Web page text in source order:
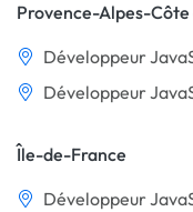
Provence-Alpes-Côte
Développeur
Développeur
Île-de-France
Développeur